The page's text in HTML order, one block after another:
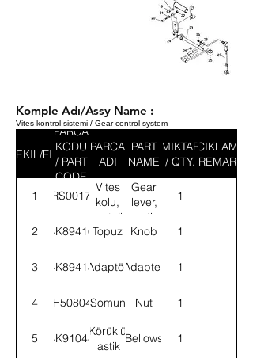
Komple Adı/Assy Name :
Vites kontrol sistemi / Gear control system
SEKIL/FIG
PARCA
KODU
/ PART
CODE
PARCA
ADI
PART
NAME
MIKTAR
/ QTY.
ACIKLAMA
/ REMARK
1 52RS001727
Vites
kolu,
montajlı-
KMPL.
Gear
lever,
mounting-
ASSY.
1
2 4K89416Topuz Knob 1
3 4K89413AdaptörAdapter 1
4 NH508041Somun Nut 1
5 4K91048
Körüklü
lastik
Bellows 1